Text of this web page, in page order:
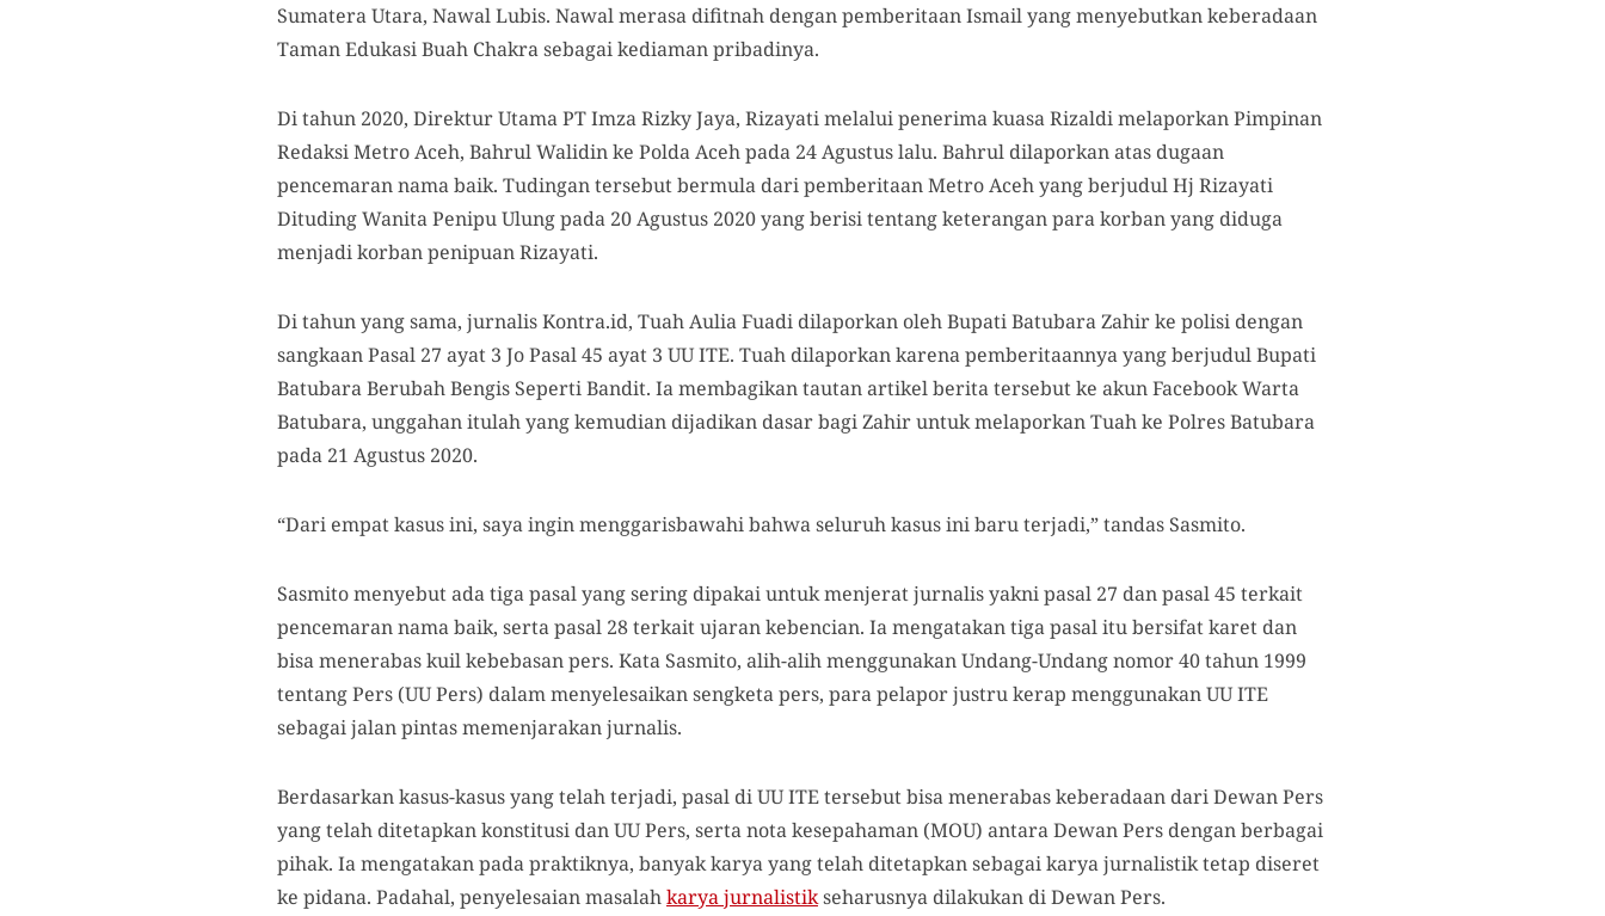
Sumatera Utara, Nawal Lubis. Nawal merasa difitnah dengan pemberitaan Ismail yang menyebutkan keberadaan
Taman Edukasi Buah Chakra sebagai kediaman pribadinya.
Di tahun 2020, Direktur Utama PT Imza Rizky Jaya, Rizayati melalui penerima kuasa Rizaldi melaporkan Pimpinan
Redaksi Metro Aceh, Bahrul Walidin ke Polda Aceh pada 24 Agustus lalu. Bahrul dilaporkan atas dugaan
pencemaran nama baik. Tudingan tersebut bermula dari pemberitaan Metro Aceh yang berjudul Hj Rizayati
Dituding Wanita Penipu Ulung pada 20 Agustus 2020 yang berisi tentang keterangan para korban yang diduga
menjadi korban penipuan Rizayati.
Di tahun yang sama, jurnalis Kontra.id, Tuah Aulia Fuadi dilaporkan oleh Bupati Batubara Zahir ke polisi dengan
sangkaan Pasal 27 ayat 3 Jo Pasal 45 ayat 3 UU ITE. Tuah dilaporkan karena pemberitaannya yang berjudul Bupati
Batubara Berubah Bengis Seperti Bandit. Ia membagikan tautan artikel berita tersebut ke akun Facebook Warta
Batubara, unggahan itulah yang kemudian dijadikan dasar bagi Zahir untuk melaporkan Tuah ke Polres Batubara
pada 21 Agustus 2020.
“Dari empat kasus ini, saya ingin menggarisbawahi bahwa seluruh kasus ini baru terjadi,” tandas Sasmito.
Sasmito menyebut ada tiga pasal yang sering dipakai untuk menjerat jurnalis yakni pasal 27 dan pasal 45 terkait
pencemaran nama baik, serta pasal 28 terkait ujaran kebencian. Ia mengatakan tiga pasal itu bersifat karet dan
bisa menerabas kuil kebebasan pers. Kata Sasmito, alih-alih menggunakan Undang-Undang nomor 40 tahun 1999
tentang Pers (UU Pers) dalam menyelesaikan sengketa pers, para pelapor justru kerap menggunakan UU ITE
sebagai jalan pintas memenjarakan jurnalis.
Berdasarkan kasus-kasus yang telah terjadi, pasal di UU ITE tersebut bisa menerabas keberadaan dari Dewan Pers
yang telah ditetapkan konstitusi dan UU Pers, serta nota kesepahaman (MOU) antara Dewan Pers dengan berbagai
pihak. Ia mengatakan pada praktiknya, banyak karya yang telah ditetapkan sebagai karya jurnalistik tetap diseret
ke pidana. Padahal, penyelesaian masalahkarya jurnalistikseharusnya dilakukan di Dewan Pers.